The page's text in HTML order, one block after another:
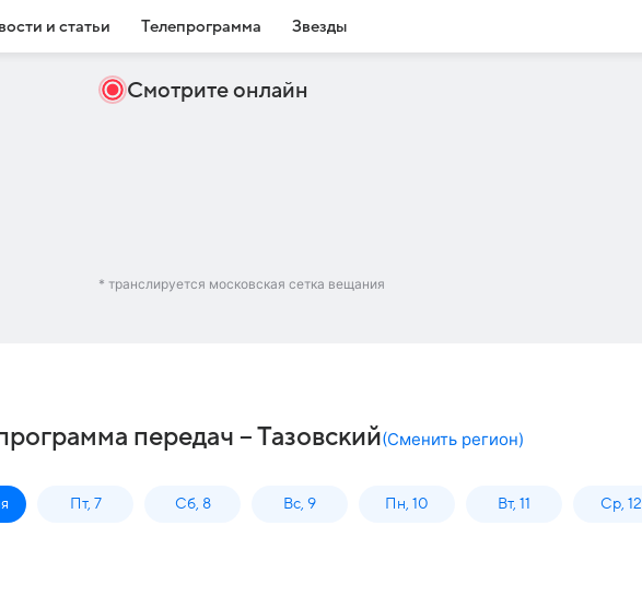
и статьи Телепрограмма Звезды
Смотрите онлайн
* транслируется московская сетка вещания
передач – Тазовский(Сменить регион)
Пт, 7 Сб, 8 Вс, 9 Пн, 10 Вт, 11 Ср, 12